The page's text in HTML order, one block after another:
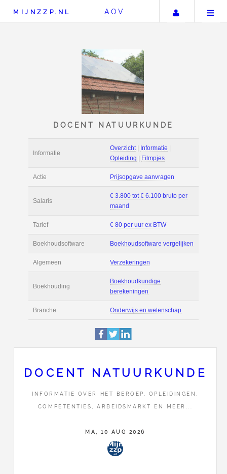
MIJNZZP.NL AOV Uw
DOCENT
Actie Prijsopgave
€ 3.800 tot € 6.100
maand
Tarief € 80 per uur ex
Boekhoudsoftware
Boekhouding
Boekhoudkundige
berekeningen
DOCENT NATUURKUNDE
INFORMATIE OVER HET BEROEP, OPLEIDINGEN,
COMPETENTIES, ARBEIDSMARKT EN MEER...
MA, 10 AUG 2026